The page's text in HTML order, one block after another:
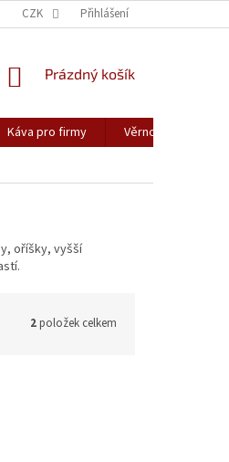
DOPRAVA
CZK Přihlášení
NÁKUPNÍ
Prázdný košík
Káva pro firmy
Věrnostní program
oříšky, vyšší
2položek celkem